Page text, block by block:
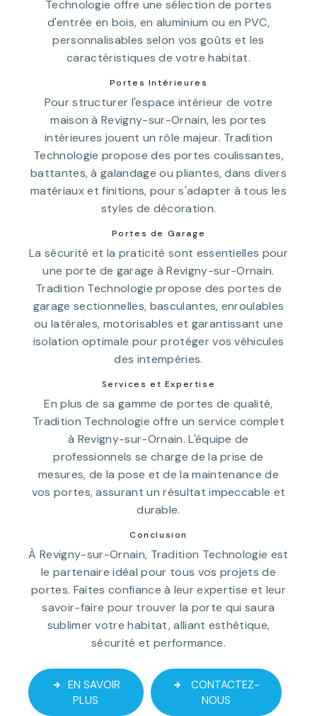
Technologie offre une sélection de portes
d'entrée en bois, en aluminium ou en PVC,
personnalisables selon vos goûts et les
caractéristiques de votre habitat.
Portes Intérieures
Pour structurer l'espace intérieur de votre
maison à Revigny-sur-Ornain, les portes
intérieures jouent un rôle majeur. Tradition
Technologie propose des portes coulissantes,
battantes, à galandage ou pliantes, dans divers
matériaux et finitions, pour s'adapter à tous les
styles de décoration.
Portes de Garage
La sécurité et la praticité sont essentielles pour
une porte de garage à Revigny-sur-Ornain.
Tradition Technologie propose des portes de
garage sectionnelles, basculantes, enroulables
ou latérales, motorisables et garantissant une
isolation optimale pour protéger vos véhicules
des intempéries.
Services et Expertise
En plus de sa gamme de portes de qualité,
Tradition Technologie offre un service complet
à Revigny-sur-Ornain. L'équipe de
professionnels se charge de la prise de
mesures, de la pose et de la maintenance de
vos portes, assurant un résultat impeccable et
durable.
Conclusion
À Revigny-sur-Ornain, Tradition Technologie est
le partenaire idéal pour tous vos projets de
portes. Faites confiance à leur expertise et leur
savoir-faire pour trouver la porte qui saura
sublimer votre habitat, alliant esthétique,
sécurité et performance.
EN SAVOIR
PLUS
CONTACTEZ-
NOUS